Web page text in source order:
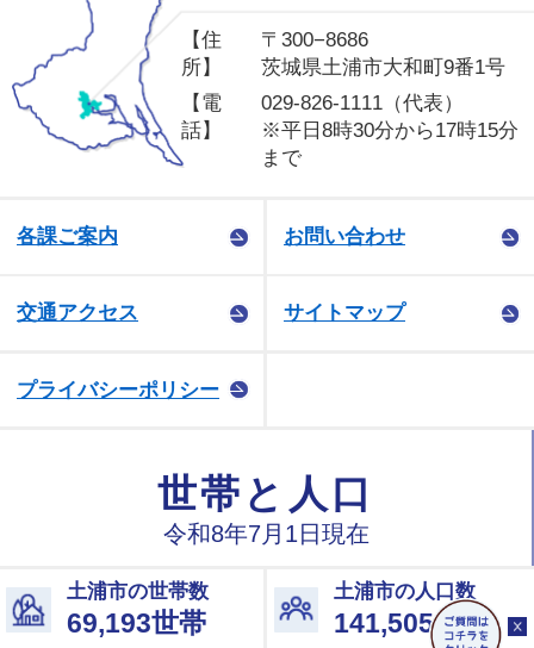
【住
所】
〒300−8686
茨城県土浦市大和町9番1号
【電
話】
029-826-1111（代表）
※平日8時30分から17時15分
まで
各課ご案内 お問い合わせ
交通アクセス サイトマップ
プライバシーポリシー